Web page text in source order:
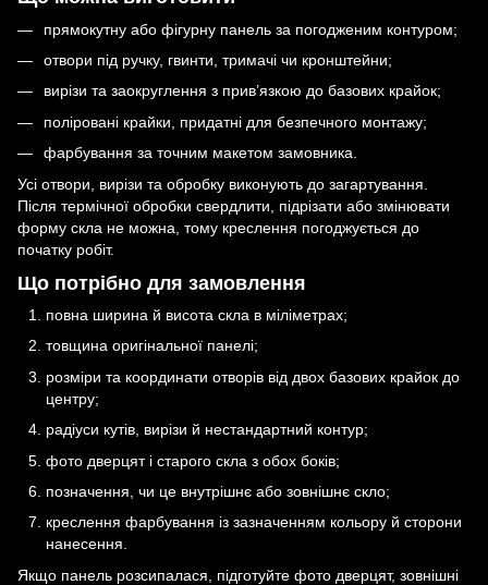
прямокутну або фігурну панель за погодженим контуром;
отвори під ручку, гвинти, тримачі чи кронштейни;
вирізи та заокруглення з прив’язкою до базових крайок;
поліровані крайки, придатні для безпечного монтажу;
фарбування за точним макетом замовника.
Усі отвори, вирізи та обробку виконують до загартування.
Після термічної обробки свердлити, підрізати або змінювати
форму скла не можна, тому креслення погоджується до
початку робіт.
Що потрібно для замовлення
повна ширина й висота скла в міліметрах;
товщина оригінальної панелі;
розміри та координати отворів від двох базових крайок до
центру;
радіуси кутів, вирізи й нестандартний контур;
фото дверцят і старого скла з обох боків;
позначення, чи це внутрішнє або зовнішнє скло;
креслення фарбування із зазначенням кольору й сторони
нанесення.
Якщо панель розсипалася, підготуйте фото дверцят, зовнішні